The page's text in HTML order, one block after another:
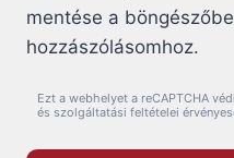
mentése a
hozzászólásomhoz.
Ezt a webhelyet a reCAPTCHA
és szolgáltatási feltételei